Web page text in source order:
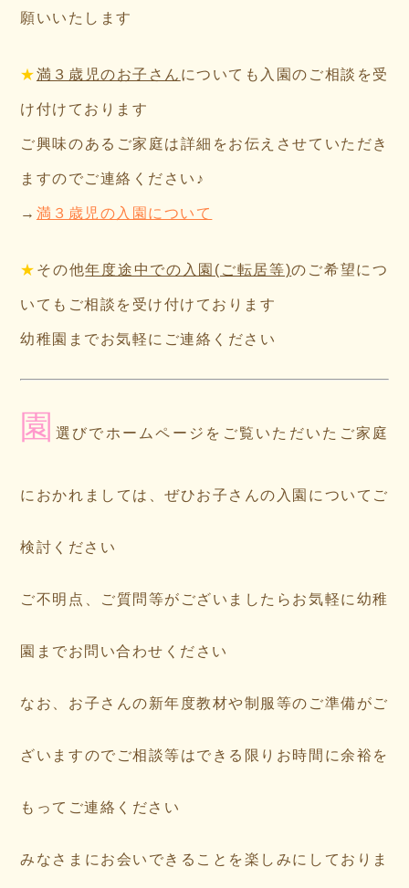
願いいたします
★満３歳児のお子さん についても入園のご相談を受
け付けております
ご興味のあるご家庭は詳細をお伝えさせていただき
ますのでご連絡ください♪
→ 満３歳児の入園について
★ その他年度途中での入園(ご転居等)のご希望につ
いてもご相談を受け付けております
幼稚園までお気軽にご連絡ください
園 選びでホームページをご覧いただいたご家庭
におかれましては、ぜひお子さんの入園についてご
検討ください
ご不明点、ご質問等がございましたらお気軽に幼稚
園までお問い合わせください
なお、お子さんの新年度教材や制服等のご準備がご
ざいますのでご相談等はできる限りお時間に余裕を
もってご連絡ください
みなさまにお会いできることを楽しみにしておりま